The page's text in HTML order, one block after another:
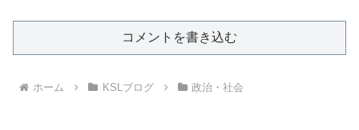
コメントを書き込む
ホーム KSLブログ 政治・社会